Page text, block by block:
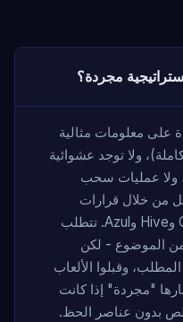
مجردة؟
على معلومات مثالية
ولا توجد عشوائية
ولا عمليات سحب
من خلال قرارات
اللاعب. يتأهل كل من Chess وGo وHive وAzul. تتطلب
من الموضوع - لكن
وقبلوا الألعاب
"مجردة" إذا كانت
بدون عناصر الحظ.